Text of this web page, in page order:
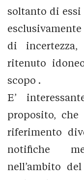
soltanto di
di incertezza,
ritenuto
scopo .
E’
proposito,
riferimento
notifiche
nell’ambito